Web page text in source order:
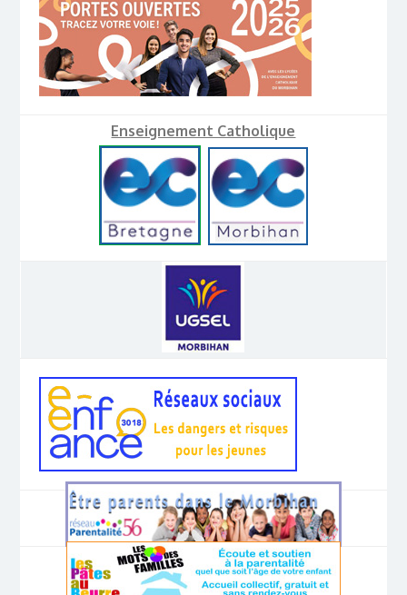
Enseignement Catholique